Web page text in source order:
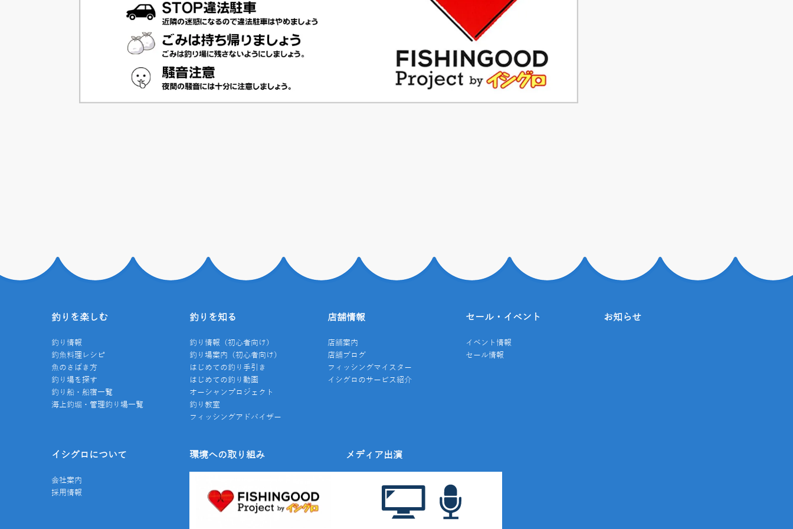
釣りを楽しむ
釣り情報
釣魚料理レシピ
魚のさばき方
釣り場を探す
釣り船・船宿一覧
海上釣堀・管理釣り場一覧
釣りを知る
釣り情報（初心者向け）
釣り場案内（初心者向け）
はじめての釣り手引き
はじめての釣り動画
オーシャンプロジェクト
釣り教室
フィッシングアドバイザー
店舗情報
店舗案内
店舗ブログ
フィッシングマイスター
イシグロのサービス紹介
セール・イベント
イベント情報
セール情報
お知らせ
イシグロについて
会社案内
採用情報
環境への取り組み メディア出演